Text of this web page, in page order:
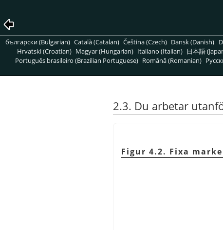
български (Bulgarian) Català (Catalan) Čeština (Czech) Dansk (Danish)
Hrvatski (Croatian) Magyar (Hungarian) Italiano (Italian) 日本語
Português brasileiro (Brazilian Portuguese) Română (Romanian)
2.3. Du arbetar
Figur 4.2. Fixa